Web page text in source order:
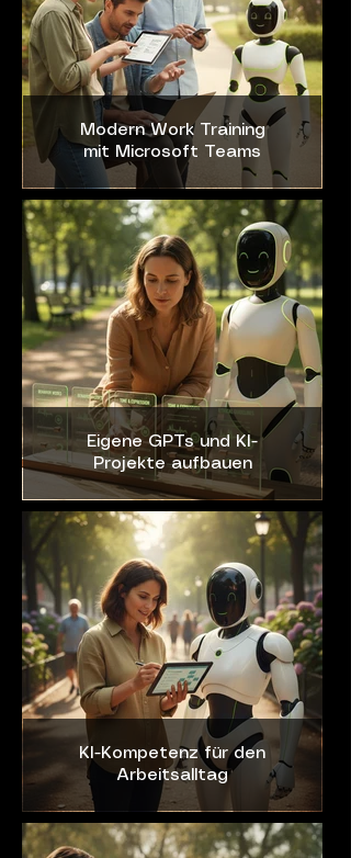
Modern Work Training
mit Microsoft Teams
Eigene GPTs und KI-
Projekte aufbauen
KI-Kompetenz für den
Arbeitsalltag